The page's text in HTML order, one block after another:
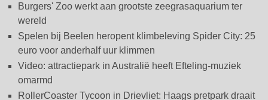
Burgers' Zoo werkt aan grootste zeegrasaquarium ter
wereld
Spelen bij Beelen heropent klimbeleving Spider City: 25
euro voor anderhalf uur klimmen
Video: attractiepark in Australië heeft Efteling-muziek
omarmd
RollerCoaster Tycoon in Drievliet: Haags pretpark draait